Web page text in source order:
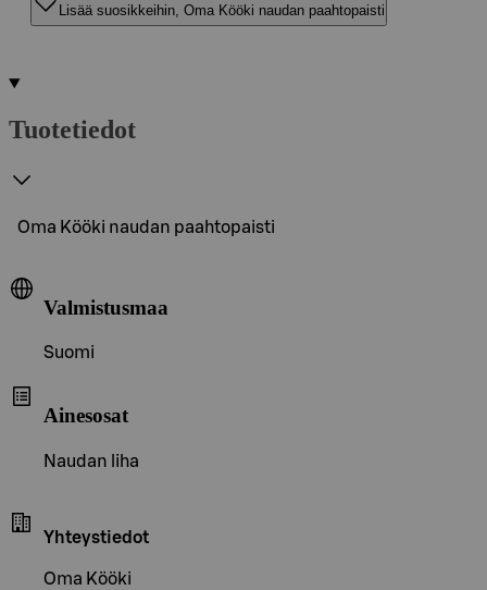
Lisää suosikkeihin, Oma Kööki naudan paahtopaisti
Tuotetiedot
Oma Kööki naudan paahtopaisti
Valmistusmaa
Suomi
Ainesosat
Naudan liha
Yhteystiedot
Oma Kööki